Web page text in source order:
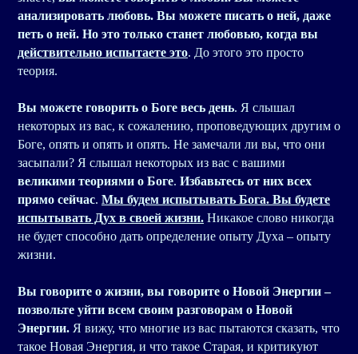
анализировать любовь. Вы можете писать о ней, даже
петь о ней. Но это только станет любовью, когда вы
действительно испытаете это. До этого это просто
теория.
Вы можете говорить о Боге весь день. Я слышал
некоторых из вас, к сожалению, проповедующих другим о
Боге, опять и опять и опять. Не замечали ли вы, что они
засыпали? Я слышал некоторых из вас с вашими
великими теориями о Боге. Избавьтесь от них всех
прямо сейчас. Мы будем испытывать Бога. Вы будете
испытывать Дух в своей жизни. Никакое слово никогда
не будет способно дать определение опыту Духа – опыту
жизни.
Вы говорите о жизни, вы говорите о Новой Энергии –
позвольте уйти всем своим разговорам о Новой
Энергии. Я вижу, что многие из вас пытаются сказать, что
такое Новая Энергия, и что такое Старая, и критикуют